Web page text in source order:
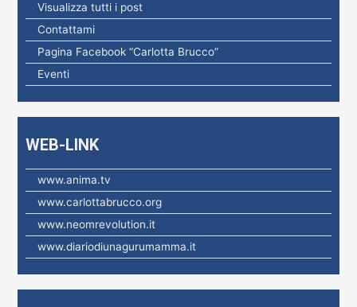
:
Visualizza tutti i post
Contattami
Pagina Facebook “Carlotta Brucco”
Eventi
WEB-LINK
www.anima.tv
www.carlottabrucco.org
www.neomrevolution.it
www.diariodiunagurumamma.it